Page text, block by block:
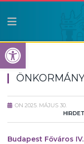
ON 2025. MÁJUS 30.
Budapest Főváros